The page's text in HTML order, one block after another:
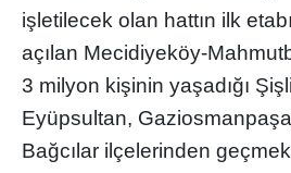
işletilecek olan hattın ilk
açılan Mecidiyeköy-
3 milyon kişinin yaşadığı
Eyüpsultan,
Bağcılar ilçelerinden